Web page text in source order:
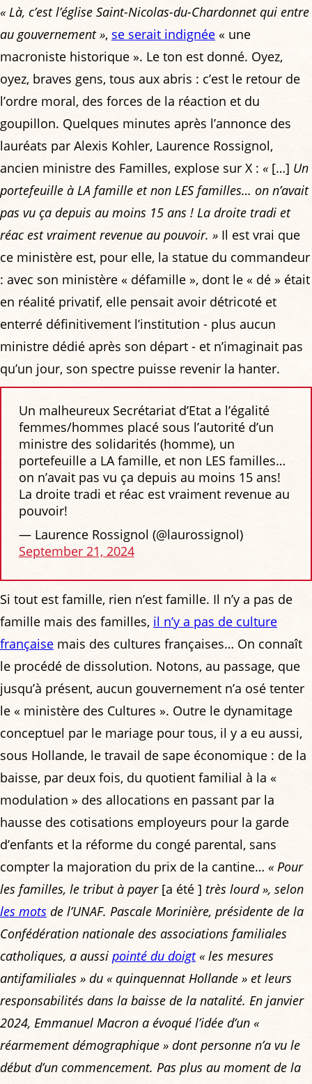
« Là, c’est l’église Saint-Nicolas-du-Chardonnet qui entre
au gouvernement », se serait indignée « une
macroniste historique ». Le ton est donné. Oyez,
oyez, braves gens, tous aux abris : c’est le retour de
l’ordre moral, des forces de la réaction et du
goupillon. Quelques minutes après l’annonce des
lauréats par Alexis Kohler, Laurence Rossignol,
ancien ministre des Familles, explose sur X : « […] Un
portefeuille à LA famille et non LES familles… on n’avait
pas vu ça depuis au moins 15 ans ! La droite tradi et
réac est vraiment revenue au pouvoir. » Il est vrai que
ce ministère est, pour elle, la statue du commandeur
: avec son ministère « défamille », dont le « dé » était
en réalité privatif, elle pensait avoir détricoté et
enterré définitivement l’institution - plus aucun
ministre dédié après son départ - et n’imaginait pas
qu’un jour, son spectre puisse revenir la hanter.
Un malheureux Secrétariat d’Etat a l’égalité
femmes/hommes placé sous l’autorité d’un
ministre des solidarités (homme), un
portefeuille a LA famille, et non LES familles…
on n’avait pas vu ça depuis au moins 15 ans!
La droite tradi et réac est vraiment revenue au
pouvoir!
— Laurence Rossignol (@laurossignol)
September 21, 2024
Si tout est famille, rien n’est famille. Il n’y a pas de
famille mais des familles, il n’y a pas de culture
française mais des cultures françaises… On connaît
le procédé de dissolution. Notons, au passage, que
jusqu’à présent, aucun gouvernement n’a osé tenter
le « ministère des Cultures ». Outre le dynamitage
conceptuel par le mariage pour tous, il y a eu aussi,
sous Hollande, le travail de sape économique : de la
baisse, par deux fois, du quotient familial à la «
modulation » des allocations en passant par la
hausse des cotisations employeurs pour la garde
d’enfants et la réforme du congé parental, sans
compter la majoration du prix de la cantine… « Pour
les familles, le tribut à payer[a été ] très lourd », selon
les mots de l’UNAF. Pascale Morinière, présidente de la
Confédération nationale des associations familiales
catholiques, a aussi pointé du doigt « les mesures
antifamiliales » du « quinquennat Hollande » et leurs
responsabilités dans la baisse de la natalité. En janvier
2024, Emmanuel Macron a évoqué l’idée d’un «
réarmement démographique » dont personne n’a vu le
début d’un commencement. Pas plus au moment de la